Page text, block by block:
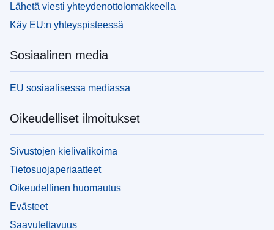
Lähetä viesti yhteydenottolomakkeella
Käy EU:n yhteyspisteessä
Sosiaalinen media
EU sosiaalisessa mediassa
Oikeudelliset ilmoitukset
Sivustojen kielivalikoima
Tietosuojaperiaatteet
Oikeudellinen huomautus
Evästeet
Saavutettavuus